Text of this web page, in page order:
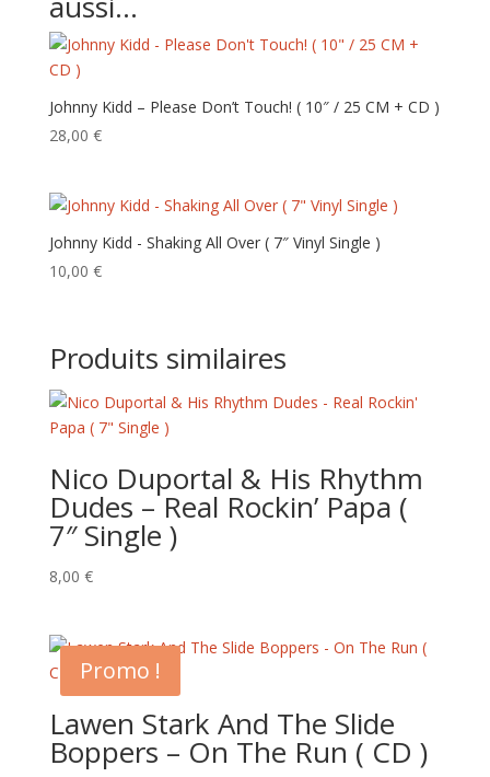
Johnny Kidd – Please Don’t Touch! ‎( 10″ / 25 CM + CD )
28,00 €
Johnny Kidd ‎- Shaking All Over ( 7″ Vinyl Single )
10,00 €
Produits similaires
Nico Duportal & His Rhythm
Dudes – Real Rockin’ Papa (
7″ Single )
8,00 €
Promo !
Lawen Stark And The Slide
Boppers – On The Run ( CD )